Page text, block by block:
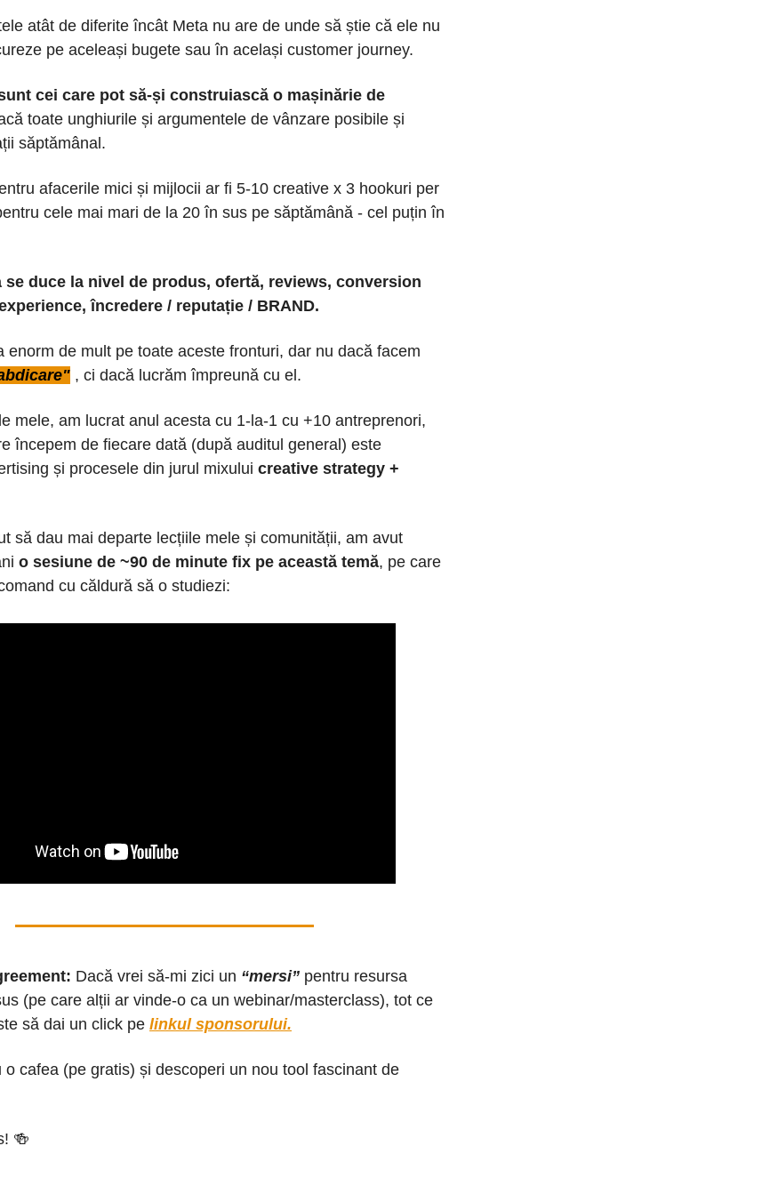
atât de diferite încât Meta nu are de unde să știe că ele nu
pe aceleași bugete sau în același customer journey.
cei care pot să-și construiască o mașinărie de
toate unghiurile și argumentele de vânzare posibile și
săptămânal.
afacerile mici și mijlocii ar fi 5-10 creative x 3 hookuri per
cele mai mari de la 20 în sus pe săptămână - cel puțin în
se duce la nivel de produs, ofertă, reviews, conversion
încredere / reputație / BRAND.
enorm de mult pe toate aceste fronturi, dar nu dacă facem
, ci dacă lucrăm împreună cu el.
mele, am lucrat anul acesta cu 1-la-1 cu +10 antreprenori,
începem de fiecare dată (după auditul general) este
și procesele din jurul mixului creative strategy +
să dau mai departe lecțiile mele și comunității, am avut
o sesiune de ~90 de minute fix pe această temă, pe care
cu căldură să o studiezi:
Dacă vrei să-mi zici un “mersi” pentru resursa
(pe care alții ar vinde-o ca un webinar/masterclass), tot ce
să dai un click pe linkul sponsorului.
o cafea (pe gratis) și descoperi un nou tool fascinant de
🍻